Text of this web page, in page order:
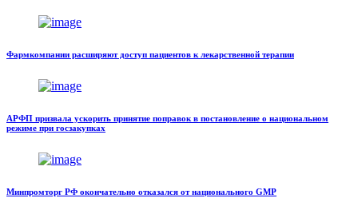
Фармкомпании расширяют доступ пациентов к лекарственной терапии
АРФП призвала ускорить принятие поправок в постановление о национальном
режиме при госзакупках
Минпромторг РФ окончательно отказался от национального GMP